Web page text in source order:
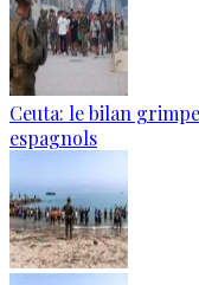
Ceuta: le bilan
espagnols